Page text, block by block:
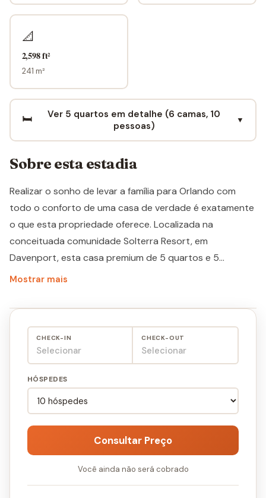
📐
2,598 ft²
241 m²
🛏️
Ver 5 quartos em detalhe (6 camas, 10
pessoas)
▼
Sobre esta estadia
Realizar o sonho de levar a família para Orlando com
todo o conforto de uma casa de verdade é exatamente
o que esta propriedade oferece. Localizada na
conceituada comunidade Solterra Resort, em
Davenport, esta casa premium de 5 quartos e 5
banheiros e meio acomoda até 10 hóspedes com
Com aproximadamente 241 m² de área construída,
piscina e spa privativo, e apenas 10 milhas da Disney,
tudo o que você precisa para uma viagem inesquecível
está reunido em um só lugar. A Solterra Resort é
conhecida por suas áreas de lazer completas e
infraestrutura de alto nível, garantindo que o descanso
entre os parques seja tão especial quanto os dias de
aventura.
Mostrar mais
CHECK-IN
Selecionar
CHECK-OUT
Selecionar
HÓSPEDES
Consultar Preço
Você ainda não será cobrado